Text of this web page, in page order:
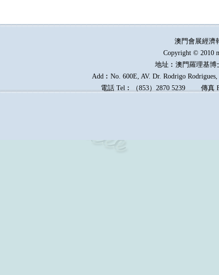
澳門會展經
Copyright © 2010
地址︰澳門羅理基博
Add︰No. 600E, AV. Dr. Rodrigo
電話 Tel︰（853）2870 5239傳真